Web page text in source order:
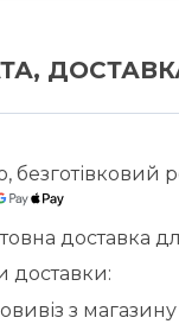
смузі: Так
режим: Так
льоду: Так
доставка
доставки:
з магазину